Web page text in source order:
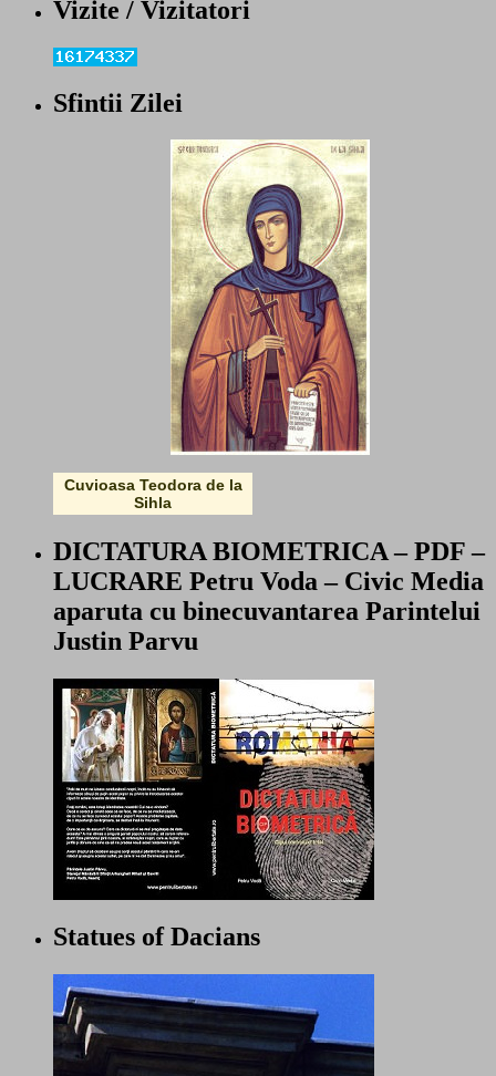
Vizite / Vizitatori
Sfintii Zilei
Cuvioasa Teodora de la
Sihla
DICTATURA BIOMETRICA – PDF –
LUCRARE Petru Voda – Civic Media
aparuta cu binecuvantarea Parintelui
Justin Parvu
Statues of Dacians